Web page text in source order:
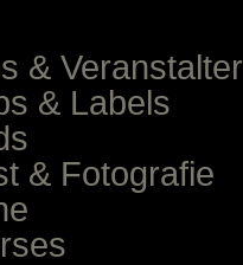
& Veranstalter
& Labels
& Fotografie